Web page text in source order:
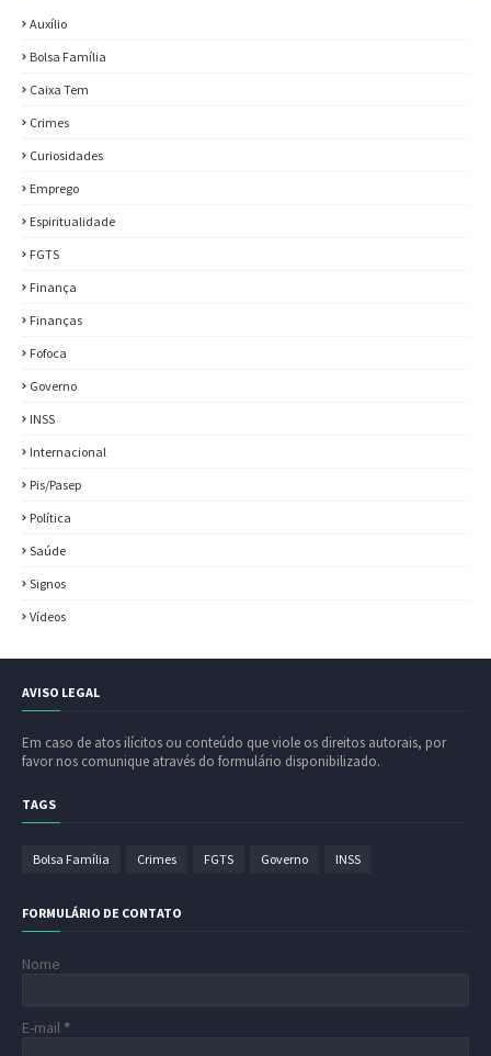
Auxílio
Bolsa Família
Caixa Tem
Crimes
Curiosidades
Emprego
Espiritualidade
FGTS
Finança
Finanças
Fofoca
Governo
INSS
Internacional
Pis/Pasep
Política
Saúde
Signos
Vídeos
AVISO LEGAL
Em caso de atos ilícitos ou conteúdo que viole os direitos autorais, por
favor nos comunique através do formulário disponibilizado.
TAGS
Bolsa Família Crimes FGTS Governo INSS
FORMULÁRIO DE CONTATO
Nome
E-mail *